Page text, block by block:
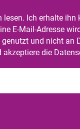
Ich erhalte
E-Mail-Adresse
und nicht an
akzeptiere die